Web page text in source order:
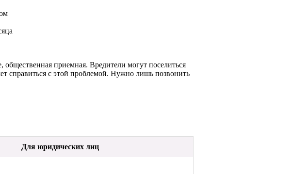
приемная. Вредители могут поселиться
справиться с этой проблемой. Нужно лишь позвонить
Для юридических лиц